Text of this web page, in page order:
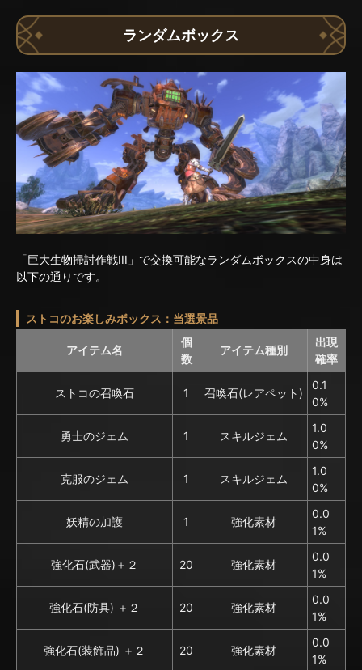
ランダムボックス
「巨大生物掃討作戦III」で交換可能なランダムボックスの中身は
以下の通りです。
ストコのお楽しみボックス：当選景品
アイテム名
個
数
アイテム種別
出現
確率
ストコの召喚石 1 召喚石(レアペット)
0.1
0%
勇士のジェム 1 スキルジェム
1.0
0%
克服のジェム 1 スキルジェム
1.0
0%
妖精の加護 1 強化素材
0.0
1%
強化石(武器)＋２ 20 強化素材
0.0
1%
強化石(防具) ＋２ 20 強化素材
0.0
1%
強化石(装飾品) ＋２ 20 強化素材
0.0
1%